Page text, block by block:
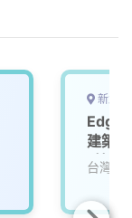
新北
Edge
建築
_技師
入培
台灣寶